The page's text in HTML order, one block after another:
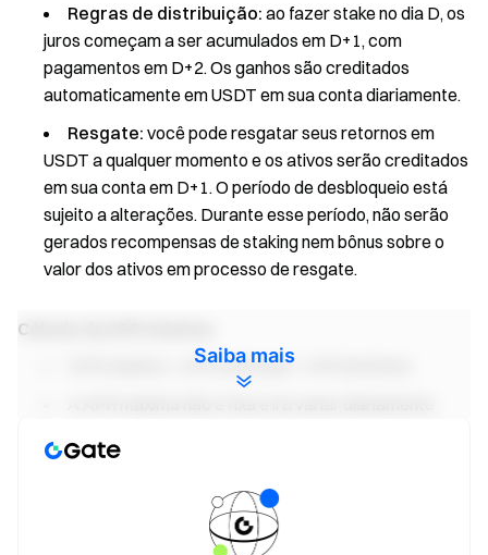
Regras de distribuição: ao fazer stake no dia D, os
juros começam a ser acumulados em D+1, com
pagamentos em D+2. Os ganhos são creditados
automaticamente em USDT em sua conta diariamente.
Resgate: você pode resgatar seus retornos em
USDT a qualquer momento e os ativos serão creditados
em sua conta em D+1. O período de desbloqueio está
sujeito a alterações. Durante esse período, não serão
gerados recompensas de staking nem bônus sobre o
valor dos ativos em processo de resgate.
Cálculo da APR máxima:
APR máxima = APR estimada + APR de bônus
recompensas de staking.
A APR de bônus e o aumento de juros fazem parte do
mecanismo permanente de recompensas da
plataforma, sendo distribuídos nas contas dos usuários
Saiba mais